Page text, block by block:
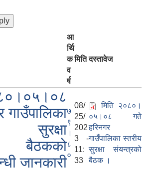
आ
र्थि
क
व
र्ष
मिति दस्तावेज
गाउँपालिका
सुरक्षा
बैठकको
जानकारी
७
९
।
८
०
08/
25/
202
3 -
11:
33
मिति २०८०।
०५।०८ गते
हरिनगर
गाउँपालिका स्तरीय
सुरक्षा संयन्त्रको
बैठक ।